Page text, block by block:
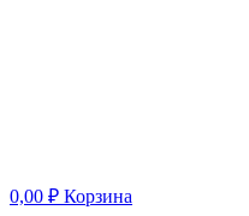
0,00 ₽ Корзина